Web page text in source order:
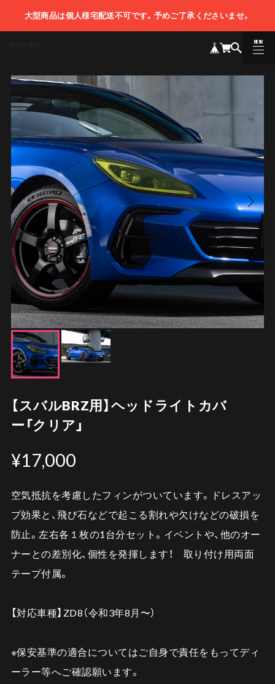
大型商品は個人様宅配送不可です。予めご了承くださいませ。
MENU
CLOSE
【スバルBRZ用】ヘッドライトカバ
ー「クリア」
¥17,000
空気抵抗を考慮したフィンがついています。ドレスアッ
プ効果と、飛び石などで起こる割れや欠けなどの破損を
防止。左右各１枚の1台分セット。イベントや、他のオー
ナーとの差別化、個性を発揮します！ 取り付け用両面
テープ付属。
【対応車種】ZD8（令和3年8月〜）
※保安基準の適合についてはご自身で責任をもってディ
ーラー等へご確認願います。